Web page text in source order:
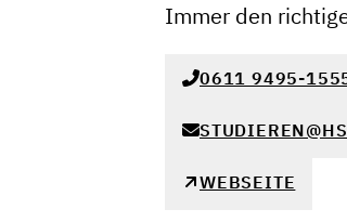
Immer den
0611 9495-
WEBSEITE